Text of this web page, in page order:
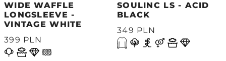
WIDE WAFFLE
LONGSLEEVE -
VINTAGE WHITE
399 PLN
SOULINC LS - ACID
BLACK
349 PLN